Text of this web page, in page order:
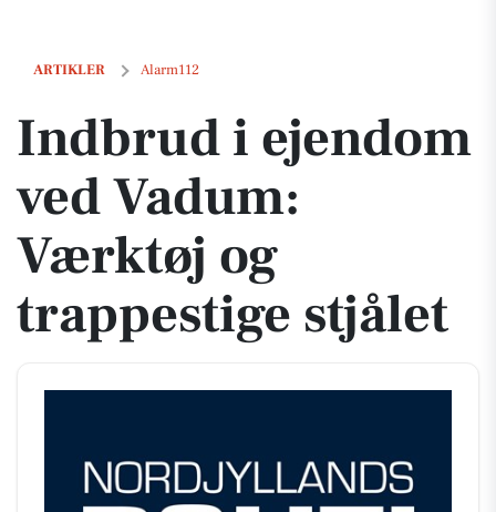
ARTIKLER Alarm112
Indbrud i ejendom ved Vadum: Værktøj og trappestige stjålet
Indbrud i ejendom
ved Vadum:
Værktøj og
trappestige stjålet